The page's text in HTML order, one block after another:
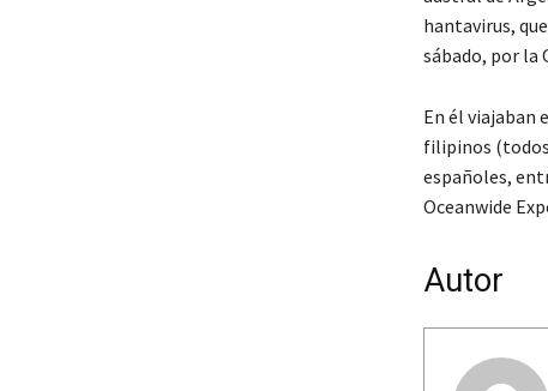
hantavirus,
sábado, por la
En él viajaban
filipinos
españoles,
Oceanwide
Autor